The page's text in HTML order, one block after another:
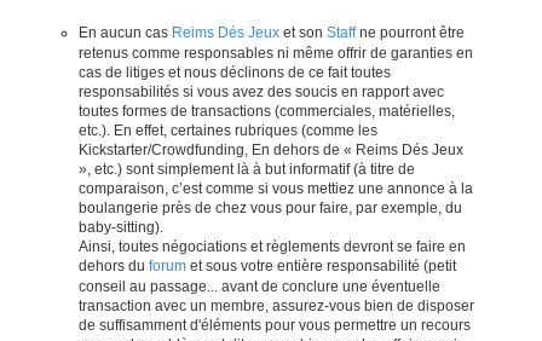
En aucun cas Reims Dés Jeux et son Staffne pourront être
retenus comme responsables ni même offrir de garanties en
cas de litiges et nous déclinons de ce fait toutes
responsabilités si vous avez des soucis en rapport avec
toutes formes de transactions (commerciales, matérielles,
etc.). En effet, certaines rubriques (comme les
Kickstarter/Crowdfunding, En dehors de « Reims Dés Jeux
», etc.) sont simplement là à but informatif (à titre de
comparaison, c’est comme si vous mettiez une annonce à la
boulangerie près de chez vous pour faire, par exemple, du
baby-sitting).
Ainsi, toutes négociations et règlements devront se faire en
dehors du forum et sous votre entière responsabilité (petit
conseil au passage... avant de conclure une éventuelle
transaction avec un membre, assurez-vous bien de disposer
de suffisamment d'éléments pour vous permettre un recours